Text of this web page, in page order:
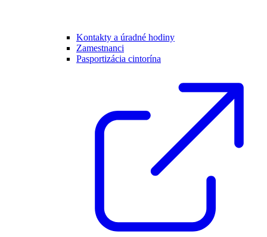
Kontakty a úradné hodiny
Zamestnanci
Pasportizácia cintorína